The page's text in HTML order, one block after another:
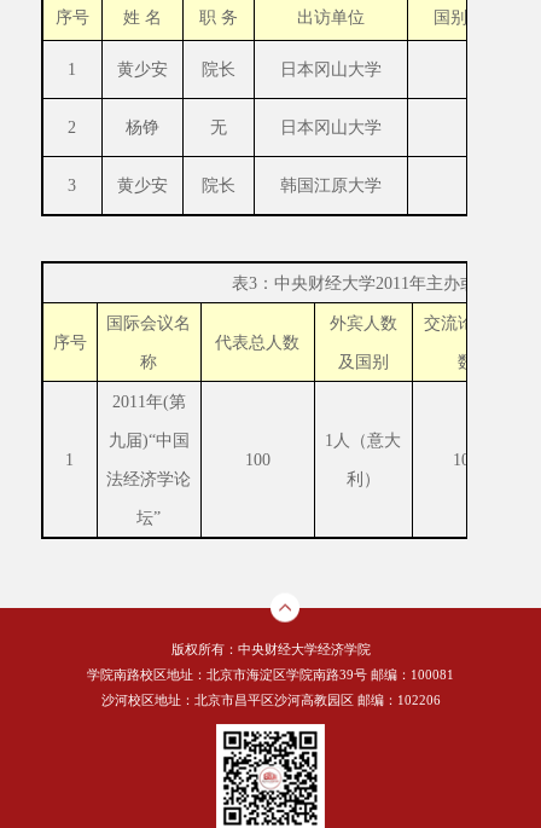
序号 姓 名 职 务 出访单位 国别（地区）
1 黄少安 院长 日本冈山大学
2 杨铮 无 日本冈山大学
3 黄少安 院长 韩国江原大学
表3：中央财经大学2011年主办或承办的
序号
国际会议名
称
代表总人数
外宾人数
及国别
交流论文篇
数
1
2011年(第
九届)“中国
法经济学论
坛”
100
1 人（意大
利）
100
版权所有：中央财经大学经济学院
学院南路校区地址：北京市海淀区学院南路39号 邮编：100081
沙河校区地址：北京市昌平区沙河高教园区 邮编：102206